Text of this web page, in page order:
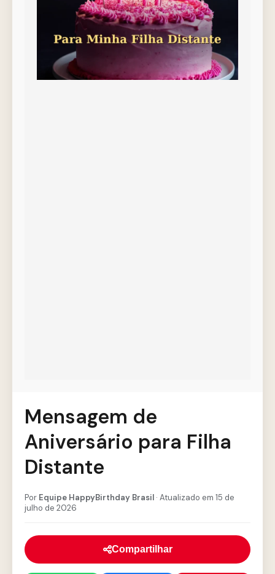
Mensagem de
Aniversário para Filha
Distante
Por Equipe HappyBirthday Brasil · Atualizado em 15 de
julho de 2026
Compartilhar